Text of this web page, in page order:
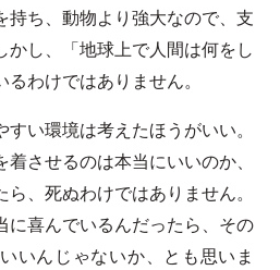
持ち、動物より強大なので、支
かし、「地球上で人間は何をし
わけではありません。
い環境は考えたほうがいい。
させるのは本当にいいのか、
、死ぬわけではありません。
に喜んでいるんだったら、その
いんじゃないか、とも思いま